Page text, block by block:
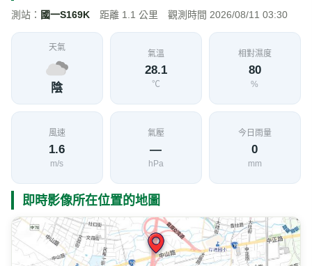
測站： 國一S169K 距離 1.1 公里 觀測時間 2026/08/11 03:30
天氣
陰
氣溫
28.1
℃
相對濕度
80
%
風速
1.6
m/s
氣壓
—
hPa
今日雨量
0
mm
即時影像所在位置的地圖